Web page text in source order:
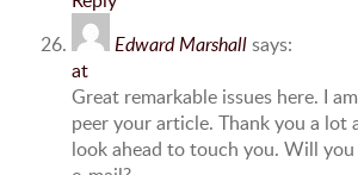
Edward Marshallsays:
at
Great remarkable issues here. I
peer your article. Thank you a lot
look ahead to touch you. Will you